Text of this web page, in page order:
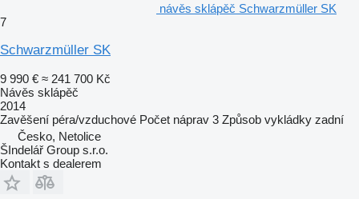
návěs sklápěč Schwarzmüller SK
7
Schwarzmüller SK
9 990 € ≈ 241 700 Kč
Návěs sklápěč
2014
Zavěšení péra/vzduchové Počet náprav 3 Způsob vykládky zadní
Česko, Netolice
ŠIndelář Group s.r.o.
Kontakt s dealerem